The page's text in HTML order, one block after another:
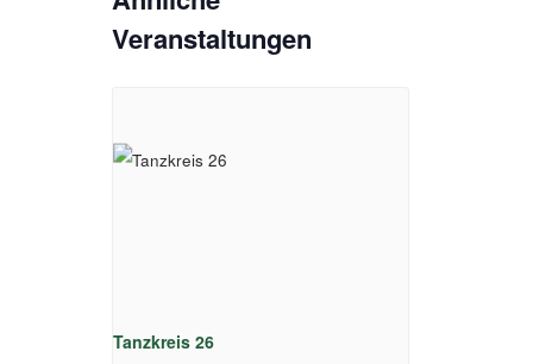
Veranstaltungen
Tanzkreis 26